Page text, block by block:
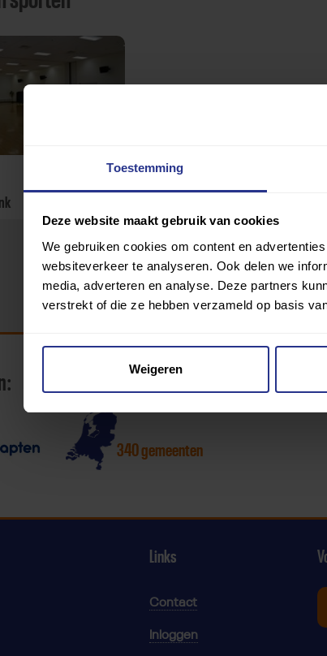
Toestemming
Deze website maakt gebruik van cookies
We gebruiken cookies om content en
websiteverkeer te analyseren. Ook delen we
media, adverteren en analyse. Deze partners
verstrekt of die ze hebben verzameld op basis
Weigeren
340 gemeenten
Links
Contact
Inloggen